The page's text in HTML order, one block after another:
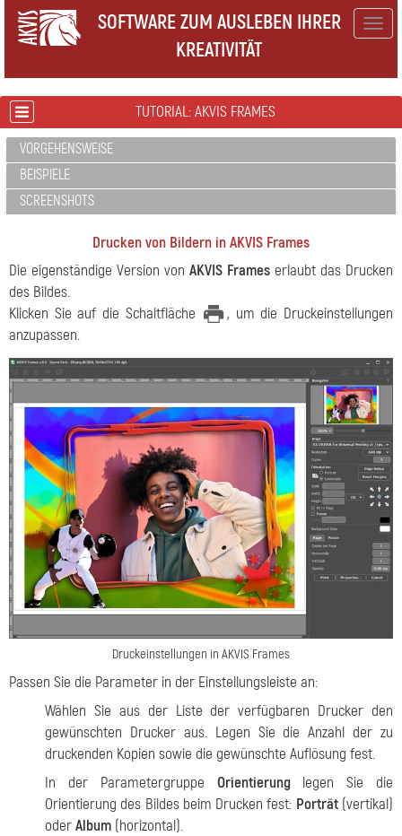
SOFTWARE ZUM AUSLEBEN IHRER
KREATIVITÄT
TUTORIAL: AKVIS FRAMES
VORGEHENSWEISE
BEISPIELE
SCREENSHOTS
Drucken von Bildern in AKVIS Frames
Die eigenständige Version von AKVIS Frames erlaubt das Drucken
des Bildes.
Klicken Sie auf die Schaltfläche
, um die Druckeinstellungen
anzupassen.
Druckeinstellungen in AKVIS Frames
Passen Sie die Parameter in der Einstellungsleiste an:
Wählen Sie aus der Liste der verfügbaren Drucker den
gewünschten Drucker aus. Legen Sie die Anzahl der zu
druckenden Kopien sowie die gewünschte Auflösung fest.
In der Parametergruppe Orientierunglegen Sie die
Orientierung des Bildes beim Drucken fest: Porträt(vertikal)
oderAlbum (horizontal).